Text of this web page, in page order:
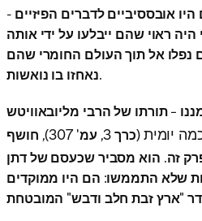
אובססיביים לדברים הפיזיים -
ראוי שהם ייבלעו על ידי אותה
אל תוך העולם החומרי שהם
נאחזו בו נואשות.
– תורתו של הרבי מליובאוויטש
יומית
(כרך 3, עמ' 307), חושף
זה. הוא מסביר שכעסם של דתן
שלא התממשו: הם היו ממוקדים